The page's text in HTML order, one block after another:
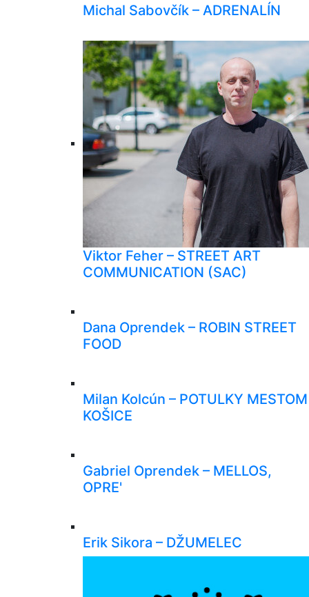
Michal Sabovčík – ADRENALÍN
Viktor Feher – STREET ART
COMMUNICATION (SAC)
Dana Oprendek – ROBIN STREET
FOOD
Milan Kolcún – POTULKY MESTOM
KOŠICE
Gabriel Oprendek – MELLOS,
OPRE'
Erik Sikora – DŽUMELEC